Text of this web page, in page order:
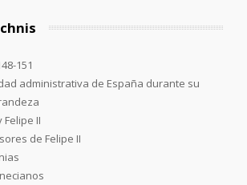
151
administrativa de España durante su
Felipe II
de Felipe II